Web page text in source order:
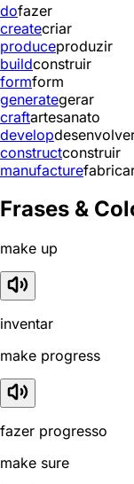
dofazer
createcriar
produceproduzir
buildconstruir
formform
generategerar
craftartesanato
develop
constructconstruir
manufacture
Frases &
make up
inventar
make progress
fazer progresso
make sure